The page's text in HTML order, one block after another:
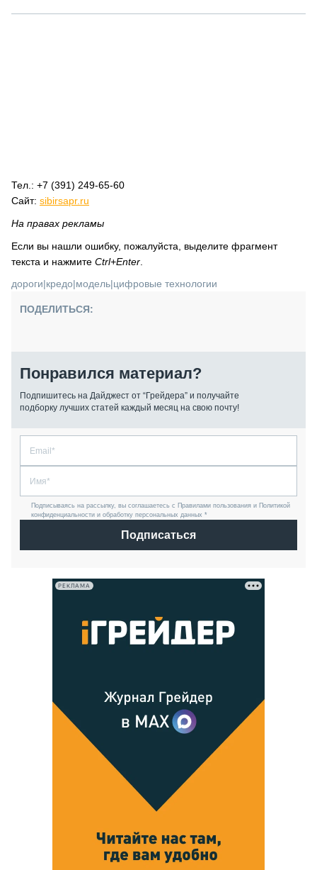
Тел.: +7 (391) 249-65-60
Сайт: sibirsapr.ru
На правах рекламы
Если вы нашли ошибку, пожалуйста, выделите фрагмент
текста и нажмите Ctrl+Enter
дороги|кредо|модель|цифровые технологии
ПОДЕЛИТЬСЯ:
Понравился материал?
Подпишитесь на Дайджест от “Грейдера” и получайте
подборку лучших статей каждый месяц на свою почту!
Подписываясь на рассылку, вы соглашаетесь с Правилами пользования и Политикой
конфиденциальности и обработку персональных данных *
Подписаться
РЕКЛАМА